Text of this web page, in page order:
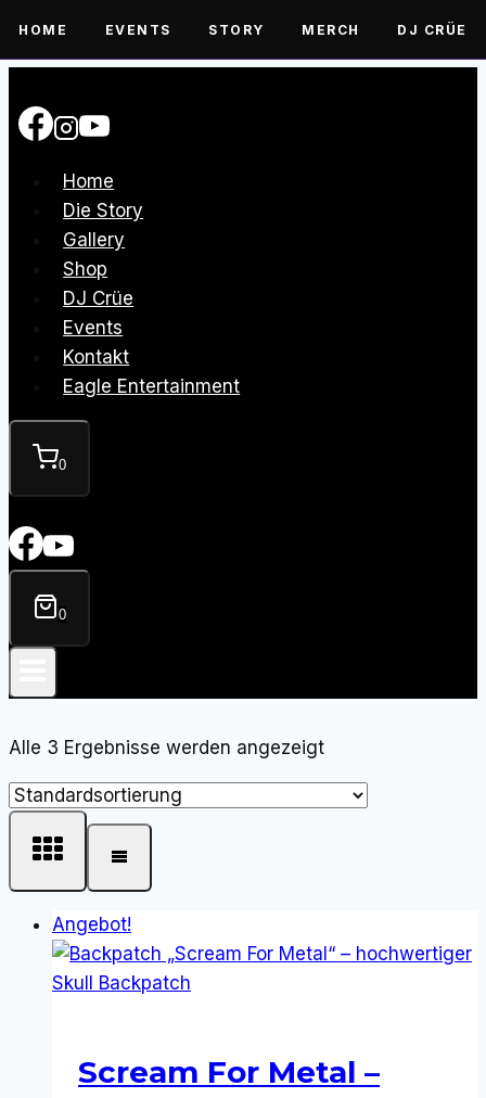
HOME EVENTS STORY MERCH DJ CRÜE
Inhalt
springen
Home
Die Story
Gallery
Shop
DJ Crüe
Events
Kontakt
Eagle Entertainment
0
0
Alle 3 Ergebnisse werden angezeigt
Angebot!
Scream For Metal –